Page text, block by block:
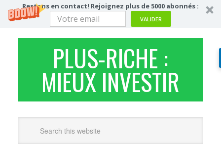
Restons en contact! Rejoignez plus de 5000 abonnés :
VALIDER
PLUS-RICHE :
MIEUX INVESTIR